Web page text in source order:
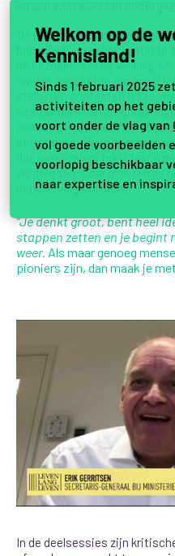
De pioniers weten allemaal
hun ideeën over het voetlicht
de bezoekers is bij welke
rondes aansluiten om meer
stellen en contacten uit te
bestuurders van
naar de pioniers en hen te
initiatieven.Hij is heel
dat alle pioniers hun ideeën
verdergaan. Daar moeten
hebben volgens hem:
“Je denkt groot, bent heel
stappen zetten en je begint
weer. Als maar genoeg
pioniers zijn, dan maak je
In de deelsessies zijn
Welkom op de
Kennisland!
Sinds 1 februari 2025
activiteiten op het
voort onder de vlag van
vol goede voorbeelden
voorlopig beschikbaar
naar expertise en